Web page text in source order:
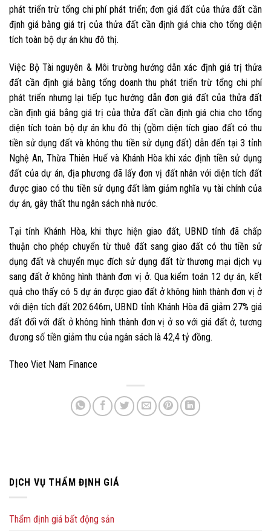
phát triển trừ tổng chi phí phát triển; đơn giá đất của thửa đất cần
định giá bằng giá trị của thửa đất cần định giá chia cho tổng diện
tích toàn bộ dự án khu đô thị.
Việc Bộ Tài nguyên & Môi trường hướng dẫn xác định giá trị thửa
đất cần định giá bằng tổng doanh thu phát triển trừ tổng chi phí
phát triển nhưng lại tiếp tục hướng dẫn đơn giá đất của thửa đất
cần định giá bằng giá trị của thửa đất cần định giá chia cho tổng
diện tích toàn bộ dự án khu đô thị (gồm diện tích giao đất có thu
tiền sử dụng đất và không thu tiền sử dụng đất) dẫn đến tại 3 tỉnh
Nghệ An, Thừa Thiên Huế và Khánh Hòa khi xác định tiền sử dụng
đất của dự án, địa phương đã lấy đơn vị đất nhân với diện tích đất
được giao có thu tiền sử dụng đất làm giảm nghĩa vụ tài chính của
dự án, gây thất thu ngân sách nhà nước.
Tại tỉnh Khánh Hòa, khi thực hiện giao đất, UBND tỉnh đã chấp
thuận cho phép chuyển từ thuê đất sang giao đất có thu tiền sử
dụng đất và chuyển mục đích sử dụng đất từ thương mại dịch vụ
sang đất ở không hình thành đơn vị ở. Qua kiểm toán 12 dự án, kết
quả cho thấy có 5 dự án được giao đất ở không hình thành đơn vị ở
với diện tích đất 202.646m, UBND tỉnh Khánh Hòa đã giảm 27% giá
đất đối với đất ở không hình thành đơn vị ở so với giá đất ở, tương
đương số tiền giảm thu của ngân sách là 42,4 tỷ đồng.
Theo Viet Nam Finance
DỊCH VỤ THẨM ĐỊNH GIÁ
Thẩm định giá bất động sản